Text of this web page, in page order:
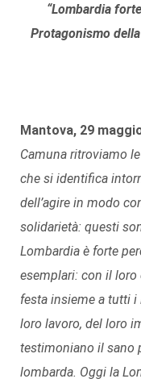
“Lombardia
Protagonismo
Mantova, 29
Camuna ritroviamo
che si identifica
dell’agire in modo
solidarietà: questi
Lombardia è forte
esemplari: con il
festa insieme a tutti
loro lavoro, del loro
testimoniano il sano
lombarda. Oggi la